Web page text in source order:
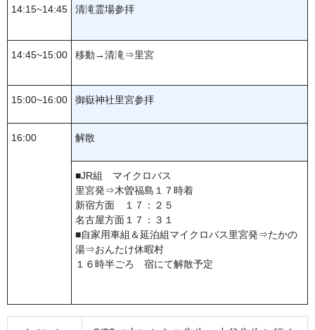
14:15~14:45 清滝霊場参拝
14:45~15:00 移動→清滝⇒里宮
15:00~16:00 御嶽神社里宮参拝
16:00 解散
■JR組 マイクロバス
里宮発⇒木曽福島１７時着
新宿方面 １７：２５
名古屋方面１７：３１
■自家用車組＆延泊組マイクロバス里宮発⇒たかの
湯⇒おんたけ休暇村
１６時半ごろ 宿にて解散予定